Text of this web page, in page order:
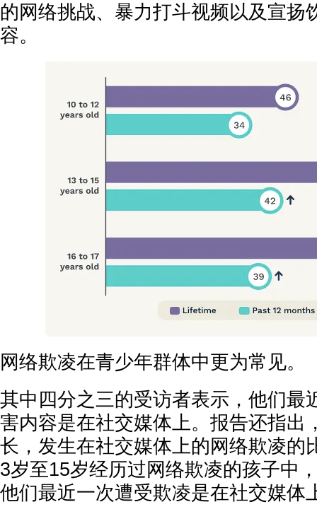
的网络挑战、暴力打斗视频以及宣扬
容。
网络欺凌在青少年群体中更为常见。
其中四分之三的受访者表示，他们最
害内容是在社交媒体上。报告还指出
长，发生在社交媒体上的网络欺凌的
3岁至15岁经历过网络欺凌的孩子中
他们最近一次遭受欺凌是在社交媒体